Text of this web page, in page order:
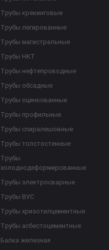
Трубы крекинговые
Трубы легированные
Трубы магистральные
Трубы НКТ
Трубы нефтепроводные
Трубы обсадные
Трубы оцинкованные
Трубы профильные
Трубы спиралешовные
Трубы толстостенные
Трубы
холоднодеформированные
Трубы электросварные
Трубы ВУС
Трубы хризотилцементные
Трубы асбестоцементные
Балка железная